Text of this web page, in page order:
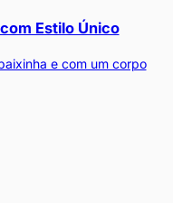
Estilo Único
e com um corpo